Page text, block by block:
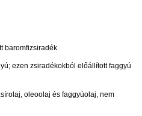
baromfizsiradék
ezen zsiradékokból előállított faggyú
oleoolaj és faggyúolaj, nem